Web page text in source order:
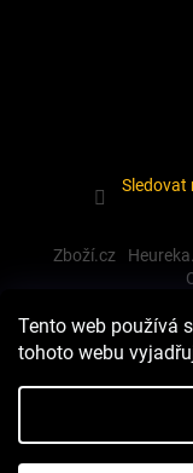
Tento web používá
tohoto webu
Sledovat
Zboží.cz